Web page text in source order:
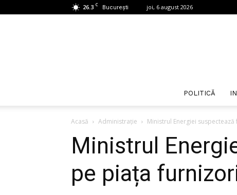
26.3 C București joi, 6 august 2026
POLITICĂ
Acasă Administrație Ministrul Energiei
Ministrul
pe piața